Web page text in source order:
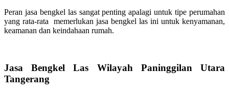
Peran jasa bengkel las sangat penting apalagi untuk tipe perumahan
yang rata-rata memerlukan jasa bengkel las ini untuk kenyamanan,
keamanan dan keindahaan rumah.
Jasa Bengkel Las Wilayah Paninggilan Utara
Tangerang